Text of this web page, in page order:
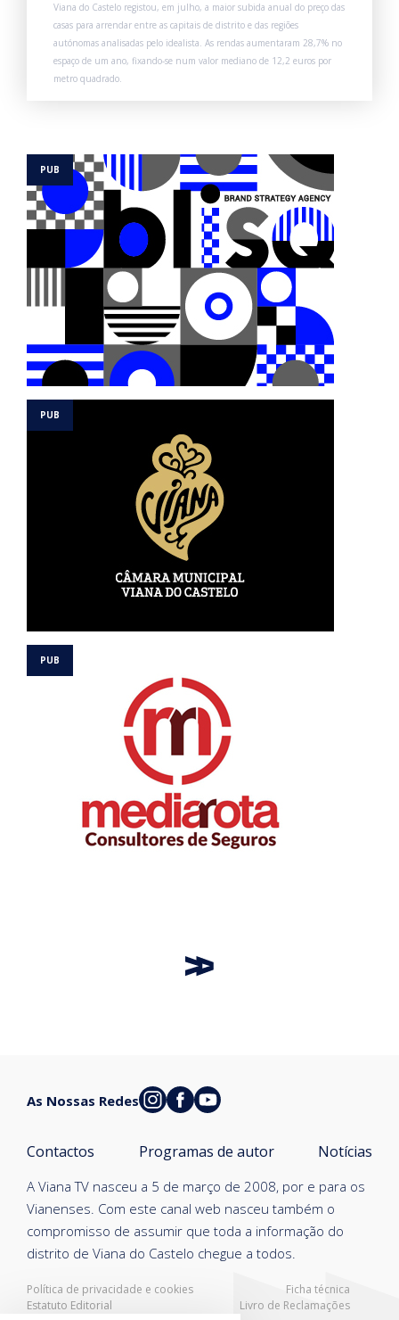
Viana do Castelo registou, em julho, a maior subida anual do preço das
casas para arrendar entre as capitais de distrito e das regiões
autónomas analisadas pelo idealista. As rendas aumentaram 28,7% no
espaço de um ano, fixando-se num valor mediano de 12,2 euros por
metro quadrado.
Política de privacidade e cookies
Ficha técnica
Estatuto Editorial
Livro de Reclamações
A Viana TV nasceu a 5 de março de 2008, por e para os
Vianenses. Com este canal web nasceu também o
compromisso de assumir que toda a informação do
distrito de Viana do Castelo chegue a todos.
Contactos Programas de autor Notícias
As Nossas Redes